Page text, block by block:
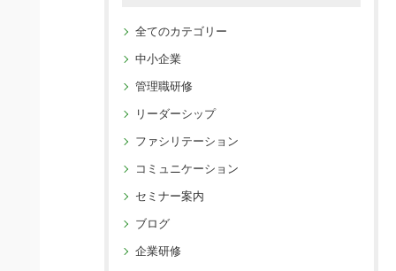
全てのカテゴリー
中小企業
管理職研修
リーダーシップ
ファシリテーション
コミュニケーション
セミナー案内
ブログ
企業研修